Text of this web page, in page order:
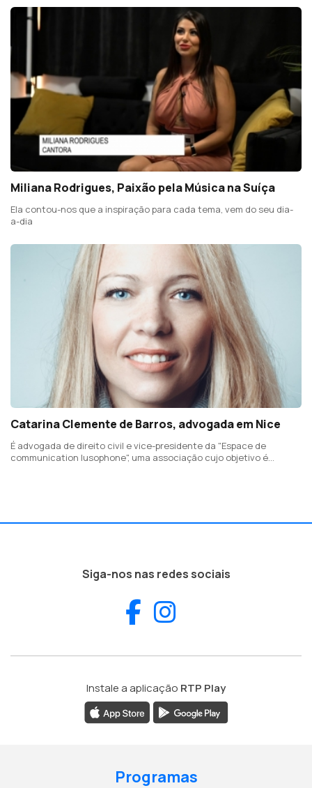
Miliana Rodrigues, Paixão pela Música na Suíça
Ela contou-nos que a inspiração para cada tema, vem do seu dia-
a-dia
Catarina Clemente de Barros, advogada em Nice
É advogada de direito civil e vice-presidente da "Espace de
communication lusophone", uma associação cujo objetivo é
Siga-nos nas redes sociais
Facebook
Instale a aplicação RTP Play
Programas